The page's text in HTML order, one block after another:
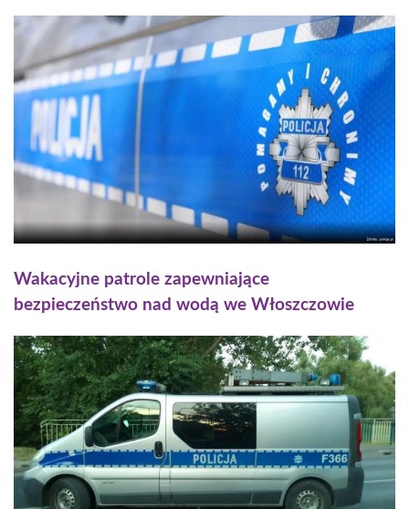
Wakacyjne patrole zapewniające
bezpieczeństwo nad wodą we Włoszczowie